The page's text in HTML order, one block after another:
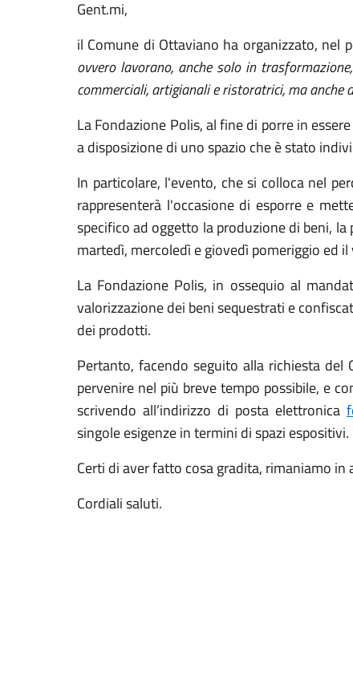
Gent.mi,
il Comune di Ottaviano ha organizzato, nel
ovvero lavorano, anche solo in
commerciali, artigianali e ristoratrici, ma
La Fondazione Polis, al fine di porre in
a disposizione di uno spazio che è stato
In particolare, l'evento, che si colloca nel
rappresenterà l'occasione di esporre e
specifico ad oggetto la produzione di beni,
martedì, mercoledì e giovedì pomeriggio ed
La Fondazione Polis, in ossequio al
valorizzazione dei beni sequestrati e
dei prodotti.
Pertanto, facendo seguito alla richiesta
pervenire nel più breve tempo possibile, e
scrivendo all’indirizzo di posta elettronica
singole esigenze in termini di spazi espositivi.
Certi di aver fatto cosa gradita, rimaniamo
Cordiali saluti.